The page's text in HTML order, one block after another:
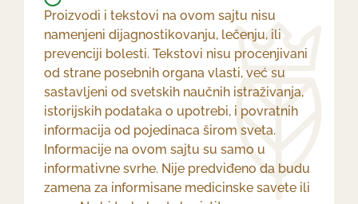
Proizvodi i tekstovi na ovom sajtu nisu
namenjeni dijagnostikovanju, lečenju, ili
prevenciji bolesti. Tekstovi nisu procenjivani
od strane posebnih organa vlasti, već su
sastavljeni od svetskih naučnih istraživanja,
istorijskih podataka o upotrebi, i povratnih
informacija od pojedinaca širom sveta.
Informacije na ovom sajtu su samo u
informativne svrhe. Nije predviđeno da budu
zamena za informisane medicinske savete ili